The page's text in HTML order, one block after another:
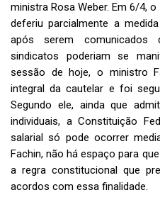
ministra Rosa Weber. Em 6/4,
deferiu parcialmente a​
após serem comunicados
sindicatos poderiam se
sessão de hoje, o ministro
integral da cautelar e foi
Segundo ele, ainda que
individuais, a Constituição
salarial só pode ocorrer
Fachin, não há espaço para
a regra constitucional que
acordos com essa finalidade.